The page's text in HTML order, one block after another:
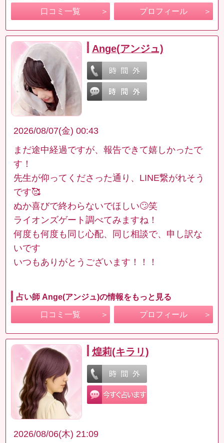
口コミ一覧 プロフィール
Ange(アンジュ)
2026/08/07(金) 00:43
まだ途中経過ですが、報告できて嬉しかったで
す！
先生が仰ってくださった通り、LINE繋がれそう
です🥰
ぬか喜びで終わらないでほしい🙄笑
ライオンズゲート調べてみますね！
何度も何度も同じ心配、同じ相談で、申し訳な
いです
いつもありがとうございます！！！
占い師 Ange(アンジュ)の情報をもっと見る
口コミ一覧 プロフィール
煌莉(キラリ)
2026/08/06(木) 21:09